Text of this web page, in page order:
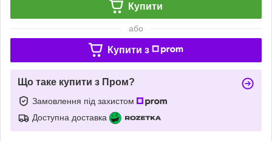
Купити
або
Купити з
Що таке купити з Пром?
Замовлення під захистом
Доступна доставка